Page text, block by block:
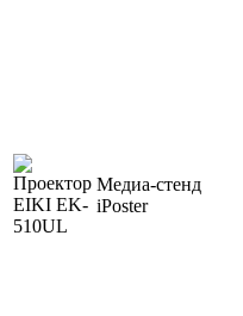
Медиа-стенд
iPoster